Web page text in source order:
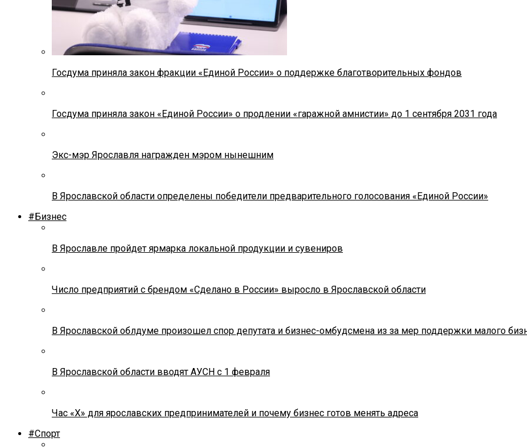
Госдума приняла закон фракции «Единой России» о поддержке благотворительных фондов
Госдума приняла закон «Единой России» о продлении «гаражной амнистии» до 1 сентября 2031 года
Экс-мэр Ярославля награжден мэром нынешним
В Ярославской области определены победители предварительного голосования «Единой России»
#Бизнес
В Ярославле пройдет ярмарка локальной продукции и сувениров
Число предприятий с брендом «Сделано в России» выросло в Ярославской области
В Ярославской облдуме произошел спор депутата и бизнес-омбудсмена из за мер поддержки малого
В Ярославской области вводят АУСН с 1 февраля
Час «Х» для ярославских предпринимателей и почему бизнес готов менять адреса
#Спорт